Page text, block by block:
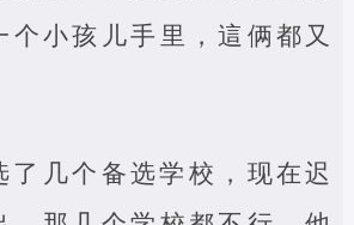
个小孩儿手里，這俩都又
了几个备选学校，现在迟